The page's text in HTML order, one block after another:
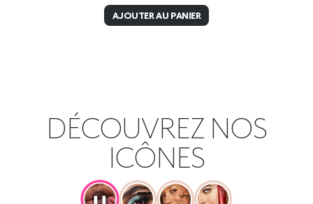
AJOUTER AU PANIER
DÉCOUVREZ NOS
ICÔNES
❚❚